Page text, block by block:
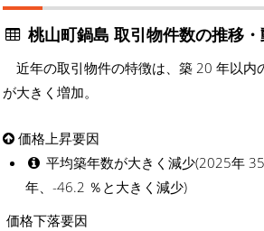
桃山町鍋島 取引物件数の推移
近年の取引物件の特徴は、築 20 年以内
が大きく増加。
価格上昇要因
平均築年数が大きく減少(2025年
年、-46.2 ％と大きく減少)
価格下落要因